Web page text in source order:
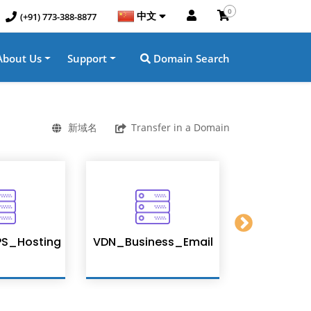
(+91) 773-388-8877 中文 0
Us Support Domain Search
新域名 Transfer in a Domain
VDN_Business_Email